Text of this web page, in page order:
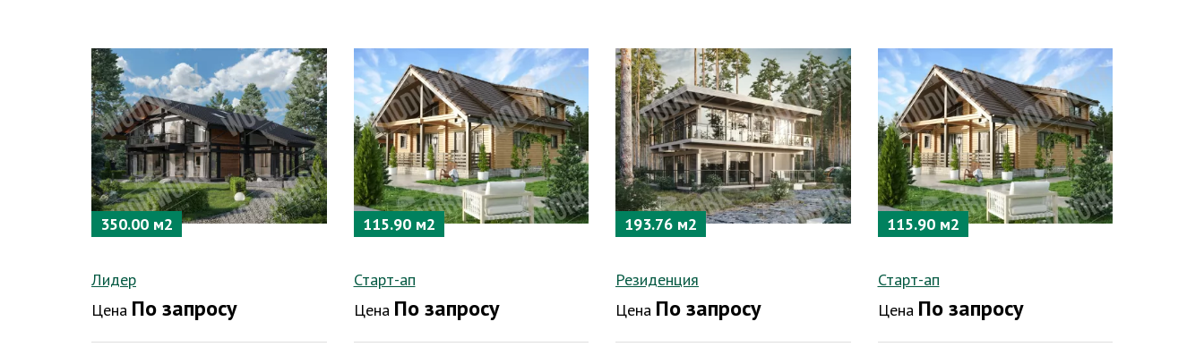
350.00 м2
Лидер
Цена По запросу
115.90 м2
Старт-ап
Цена По запросу
193.76 м2
Резиденция
Цена По запросу
115.90 м2
Старт-ап
Цена По запросу